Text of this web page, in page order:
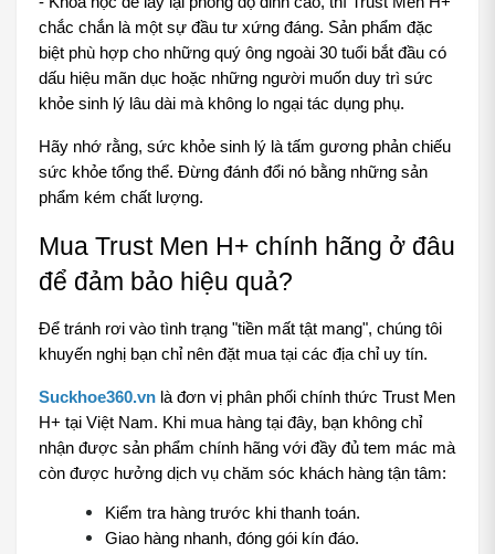
chắc chắn là một sự đầu tư xứng đáng. Sản phẩm đặc
biệt phù hợp cho những quý ông ngoài 30 tuổi bắt đầu có
dấu hiệu mãn dục hoặc những người muốn duy trì sức
khỏe sinh lý lâu dài mà không lo ngại tác dụng phụ.
Hãy nhớ rằng, sức khỏe sinh lý là tấm gương phản chiếu
sức khỏe tổng thể. Đừng đánh đổi nó bằng những sản
phẩm kém chất lượng.
Mua Trust Men H+ chính hãng ở đâu
để đảm bảo hiệu quả?
Để tránh rơi vào tình trạng "tiền mất tật mang", chúng tôi
khuyến nghị bạn chỉ nên đặt mua tại các địa chỉ uy tín.
Suckhoe360.vn là đơn vị phân phối chính thức Trust Men
H+ tại Việt Nam. Khi mua hàng tại đây, bạn không chỉ
nhận được sản phẩm chính hãng với đầy đủ tem mác mà
còn được hưởng dịch vụ chăm sóc khách hàng tận tâm:
Kiểm tra hàng trước khi thanh toán.
Giao hàng nhanh, đóng gói kín đáo.